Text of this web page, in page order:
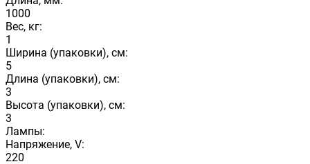
1000
Вес, кг:
1
Ширина (упаковки), см:
5
Длина (упаковки), см:
3
Высота (упаковки), см:
3
Лампы:
Напряжение, V:
220